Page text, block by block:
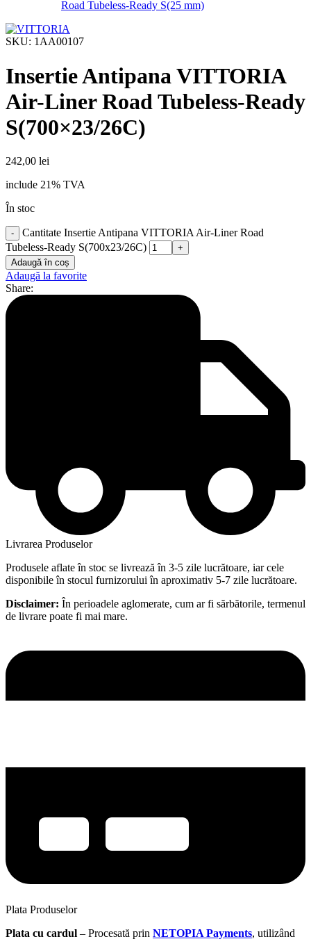
SKU: 1AA00107
Insertie Antipana VITTORIA
Air-Liner Road Tubeless-Ready
S(700×23/26C)
242,00 lei
include 21% TVA
În stoc
Cantitate Insertie Antipana VITTORIA Air-Liner Road
Tubeless-Ready S(700x23/26C)
Adaugă în coș
Adaugă la favorite
Share:
Livrarea Produselor
Produsele aflate în stoc se livrează în 3-5 zile lucrătoare, iar cele
disponibile în stocul furnizorului în aproximativ 5-7 zile lucrătoare.
Disclaimer: În perioadele aglomerate, cum ar fi sărbătorile, termenul
de livrare poate fi mai mare.
Plata Produselor
Plata cu cardul – Procesată prin NETOPIA Payments, utilizând